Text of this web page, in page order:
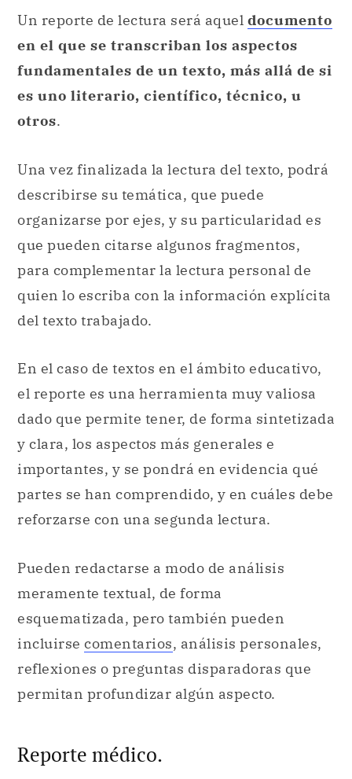
Un reporte de lectura será aquel documento
en el que se transcriban los aspectos
fundamentales de un texto, más allá de si
es uno literario, científico, técnico, u
otros.
Una vez finalizada la lectura del texto, podrá
describirse su temática, que puede
organizarse por ejes, y su particularidad es
que pueden citarse algunos fragmentos,
para complementar la lectura personal de
quien lo escriba con la información explícita
del texto trabajado.
En el caso de textos en el ámbito educativo,
el reporte es una herramienta muy valiosa
dado que permite tener, de forma sintetizada
y clara, los aspectos más generales e
importantes, y se pondrá en evidencia qué
partes se han comprendido, y en cuáles debe
reforzarse con una segunda lectura.
Pueden redactarse a modo de análisis
meramente textual, de forma
esquematizada, pero también pueden
incluirse comentarios, análisis personales,
reflexiones o preguntas disparadoras que
permitan profundizar algún aspecto.
Reporte médico.